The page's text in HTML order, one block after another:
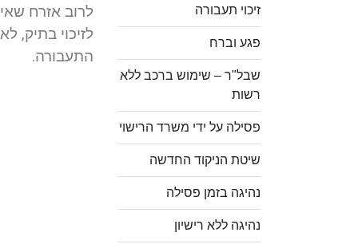
זיכוי תעבורה
פגע וברח
שבל"ר – שימוש ברכב ללא
רשות
פסילה על ידי משרד הרישוי
שיטת הניקוד החדשה
נהיגה בזמן פסילה
נהיגה ללא רישיון
לרוב אזרח
לזיכוי בתיק,
התעבורה.